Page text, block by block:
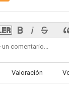
Valoración